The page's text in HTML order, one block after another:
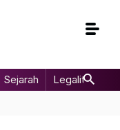
Sejarah Legalitas